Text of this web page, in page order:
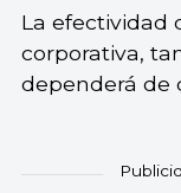
La efectividad
corporativa,
dependerá de